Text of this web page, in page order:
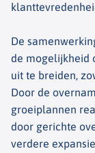
De
de mogelijkheid
uit te breiden,
Door de
groeiplannen
door gerichte
verdere